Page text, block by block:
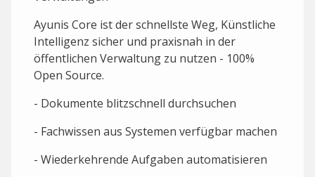
Ayunis Core ist der schnellste Weg, Künstliche
Intelligenz sicher und praxisnah in der
öffentlichen Verwaltung zu nutzen - 100%
Open Source.
- Dokumente blitzschnell durchsuchen
- Fachwissen aus Systemen verfügbar machen
- Wiederkehrende Aufgaben automatisieren